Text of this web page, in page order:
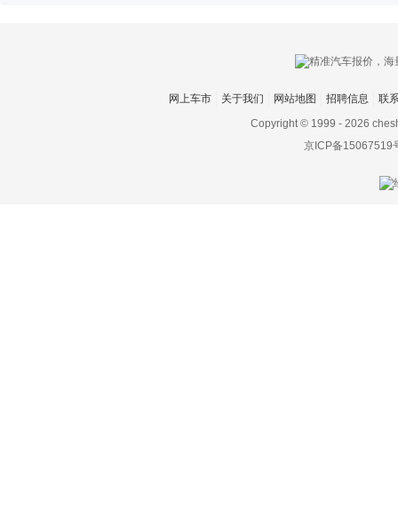
网上车市 关于我们 网站地图 招聘信息
联
Copyright © 1999 - 2026
京ICP备15067519